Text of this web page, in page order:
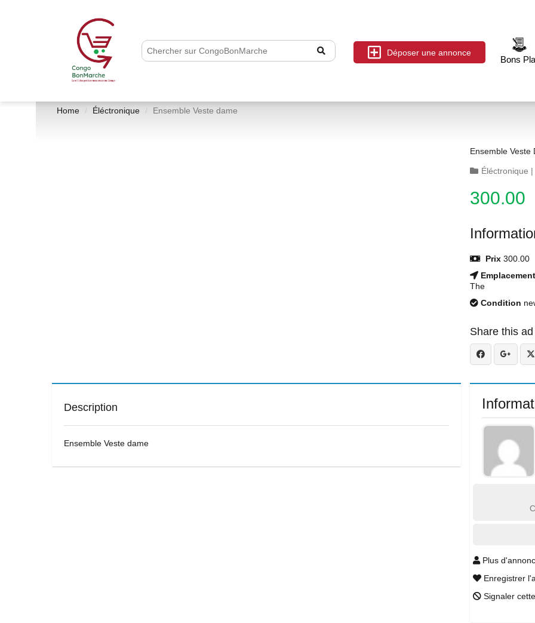
Déposer une annonce
Bons
Home Éléctronique Ensemble Veste dame
Ensemble Veste
Éléctronique |
300.00
Prix 300.00
Emplacement
The
Condition
Share this ad
Description
Ensemble Veste dame
Plus
Enregistrer
Signaler